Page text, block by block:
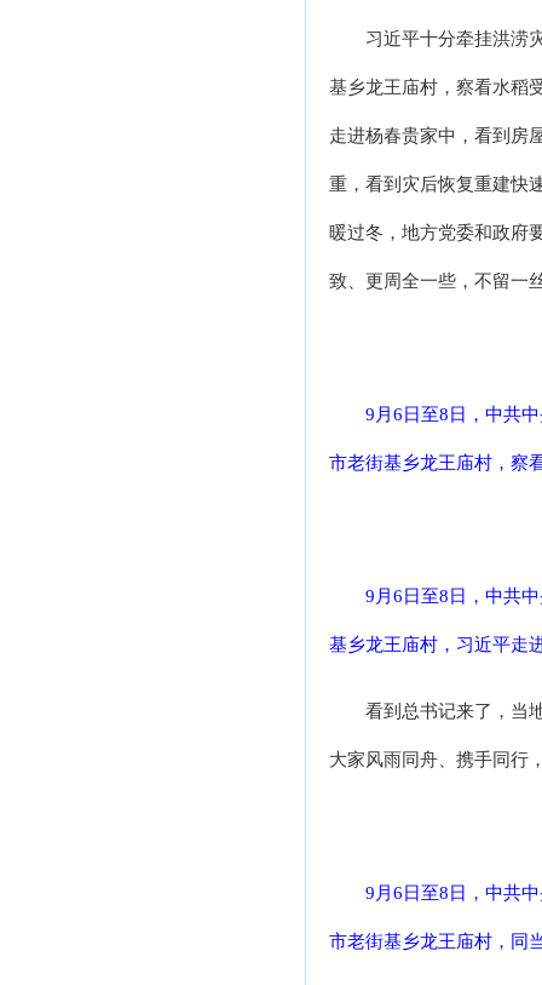
习近平十分牵挂洪涝
基乡龙王庙村，察看水稻
走进杨春贵家中，看到房
重，看到灾后恢复重建快
暖过冬，地方党委和政府
致、更周全一些，不留一
9月6日至8日，中共
市老街基乡龙王庙村，察
9月6日至8日，中共
基乡龙王庙村，习近平走
看到总书记来了，当
大家风雨同舟、携手同行
9月6日至8日，中共
市老街基乡龙王庙村，同